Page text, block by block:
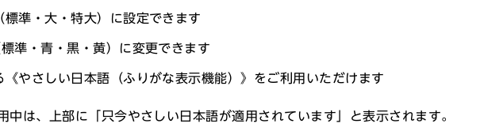
準・大・特大）に設定できます
準・青・黒・黄）に変更できます
《やさしい日本語（ふりがな表示機能）》をご利用いただけます
中は、上部に「只今やさしい日本語が適用されています」と表示されます。